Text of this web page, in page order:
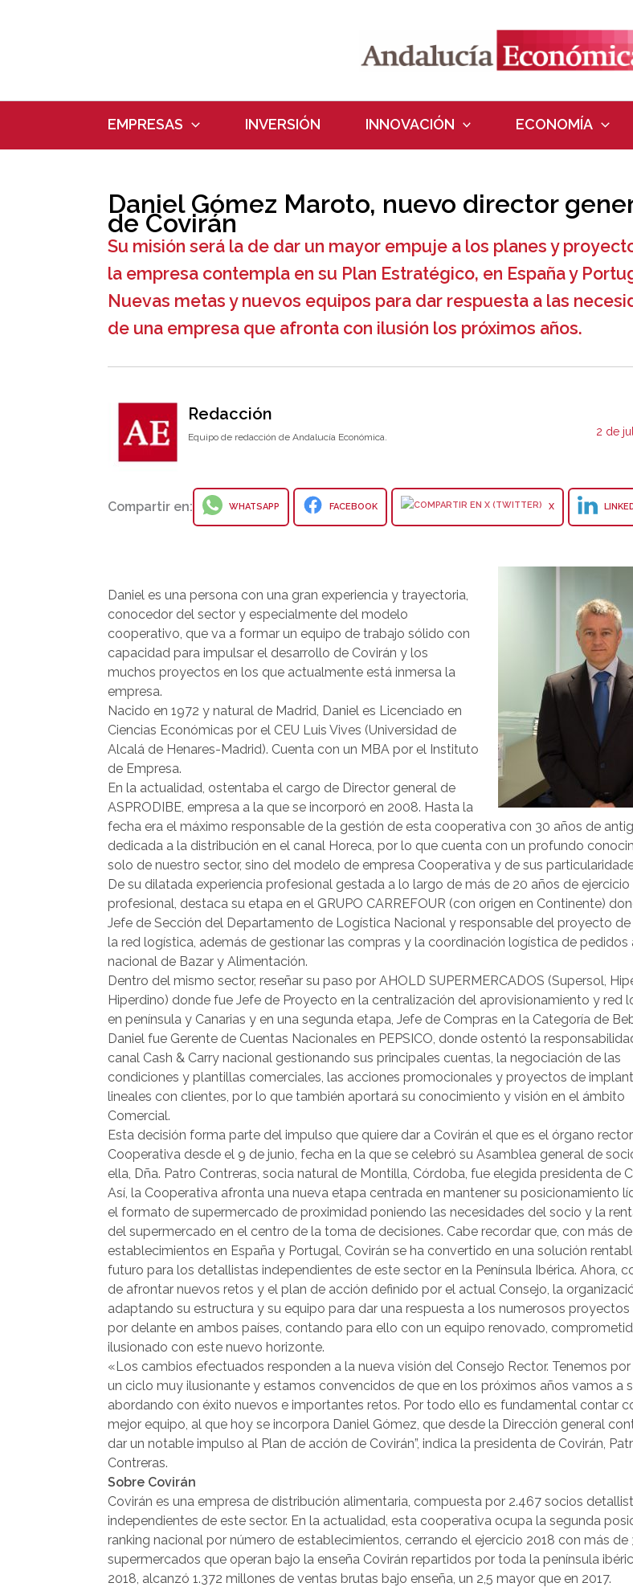
EMPRESAS INVERSIÓN INNOVACIÓN ECONOMÍA
Daniel Gómez Maroto, nuevo director
de Covirán
Su misión será la de dar un mayor empuje a los planes y
la empresa contempla en su Plan Estratégico, en España y
Nuevas metas y nuevos equipos para dar respuesta a las
de una empresa que afronta con ilusión los próximos años.
Redacción
Equipo de redacción de Andalucía Económica. 2 de
Compartir en: WHATSAPP FACEBOOK X
Daniel es una persona con una gran experiencia y trayectoria,
conocedor del sector y especialmente del modelo
cooperativo, que va a formar un equipo de trabajo sólido con
capacidad para impulsar el desarrollo de Covirán y los
muchos proyectos en los que actualmente está inmersa la
empresa.
Nacido en 1972 y natural de Madrid, Daniel es Licenciado en
Ciencias Económicas por el CEU Luis Vives (Universidad de
Alcalá de Henares-Madrid). Cuenta con un MBA por el Instituto
de Empresa.
En la actualidad, ostentaba el cargo de Director general de
ASPRODIBE, empresa a la que se incorporó en 2008. Hasta la
fecha era el máximo responsable de la gestión de esta cooperativa con 30 años de
dedicada a la distribución en el canal Horeca, por lo que cuenta con un profundo
solo de nuestro sector, sino del modelo de empresa Cooperativa y de sus
De su dilatada experiencia profesional gestada a lo largo de más de 20 años de ejercicio
profesional, destaca su etapa en el GRUPO CARREFOUR (con origen en Continente)
Jefe de Sección del Departamento de Logística Nacional y responsable del proyecto
la red logística, además de gestionar las compras y la coordinación logística de pedidos
nacional de Bazar y Alimentación.
Dentro del mismo sector, reseñar su paso por AHOLD SUPERMERCADOS (Supersol,
Hiperdino) donde fue Jefe de Proyecto en la centralización del aprovisionamiento y red
en península y Canarias y en una segunda etapa, Jefe de Compras en la Categoría de
Daniel fue Gerente de Cuentas Nacionales en PEPSICO, donde ostentó la
canal Cash & Carry nacional gestionando sus principales cuentas, la negociación de las
condiciones y plantillas comerciales, las acciones promocionales y proyectos de
lineales con clientes, por lo que también aportará su conocimiento y visión en el ámbito
Comercial.
Esta decisión forma parte del impulso que quiere dar a Covirán el que es el órgano
Cooperativa desde el 9 de junio, fecha en la que se celebró su Asamblea general de
ella, Dña. Patro Contreras, socia natural de Montilla, Córdoba, fue elegida presidenta de
Así, la Cooperativa afronta una nueva etapa centrada en mantener su posicionamiento
el formato de supermercado de proximidad poniendo las necesidades del socio y la
del supermercado en el centro de la toma de decisiones. Cabe recordar que, con más
establecimientos en España y Portugal, Covirán se ha convertido en una solución
futuro para los detallistas independientes de este sector en la Península Ibérica. Ahora,
de afrontar nuevos retos y el plan de acción definido por el actual Consejo, la
adaptando su estructura y su equipo para dar una respuesta a los numerosos proyectos
por delante en ambos países, contando para ello con un equipo renovado,
ilusionado con este nuevo horizonte.
«Los cambios efectuados responden a la nueva visión del Consejo Rector. Tenemos
un ciclo muy ilusionante y estamos convencidos de que en los próximos años vamos a
abordando con éxito nuevos e importantes retos. Por todo ello es fundamental contar
mejor equipo, al que hoy se incorpora Daniel Gómez, que desde la Dirección general
dar un notable impulso al Plan de acción de Covirán”, indica la presidenta de Covirán,
Contreras.
Sobre Covirán
Covirán es una empresa de distribución alimentaria, compuesta por 2.467 socios
independientes de este sector. En la actualidad, esta cooperativa ocupa la segunda
ranking nacional por número de establecimientos, cerrando el ejercicio 2018 con más de
supermercados que operan bajo la enseña Covirán repartidos por toda la península
2018, alcanzó 1.372 millones de ventas brutas bajo enseña, un 2,5 mayor que en 2017.